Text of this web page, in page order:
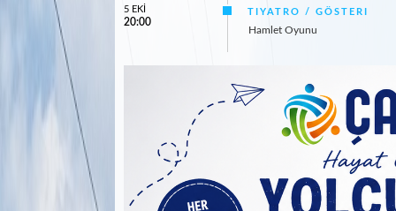
5 EKİ
20:00
TIYATRO / GÖSTERI
Hamlet Oyunu